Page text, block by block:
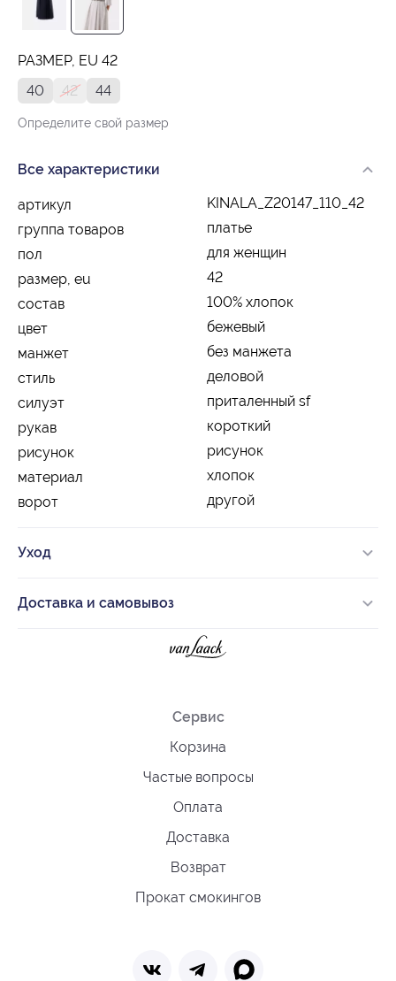
РАЗМЕР, EU 42
40
42 44
Определите свой размер
Все характеристики
артикул
KINALA_Z20147_110_42
группа товаров
платье
пол
для женщин
размер, eu
42
состав
100% хлопок
цвет
бежевый
манжет
без манжета
стиль
деловой
силуэт
приталенный sf
рукав
короткий
рисунок
рисунок
материал
хлопок
ворот
другой
Уход
Доставка и самовывоз
Сервис
Корзина
Частые вопросы
Оплата
Доставка
Возврат
Прокат смокингов